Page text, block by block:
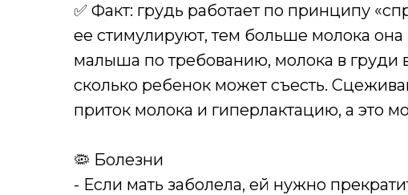
✅ Факт: грудь работает по принципу
ее стимулируют, тем больше молока
малыша по требованию, молока в груди
сколько ребенок может съесть.
приток молока и гиперлактацию, а это
🦠 Болезни
- Если мать заболела, ей нужно